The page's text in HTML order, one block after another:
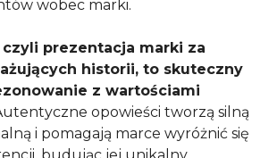
wobec marki.
prezentacja marki za
historii, to skuteczny
z wartościami
opowieści tworzą silną
i pomagają marce wyróżnić się